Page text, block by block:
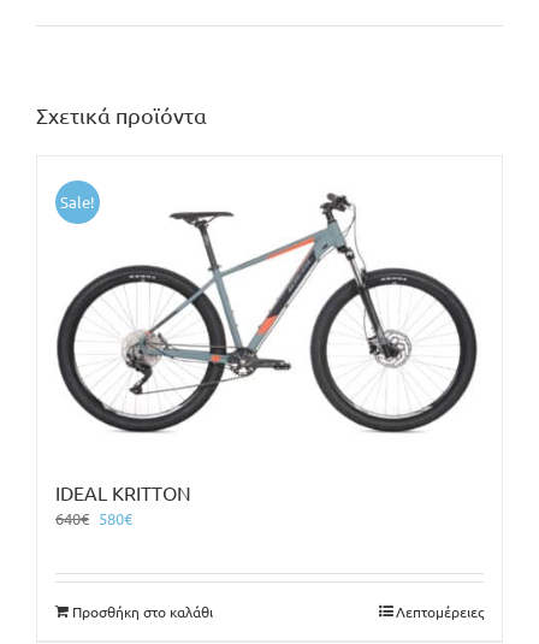
Σχετικά προϊόντα
Sale!
IDEAL KRITTON
640€ Original
640€.
580€Η
είναι:
580€.
Προσθήκη στο καλάθι Λεπτομέρειες